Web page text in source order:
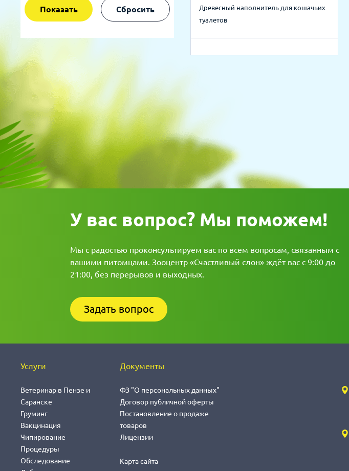
Показать Сбросить
Древесный наполнитель для кошачьих
туалетов
У вас вопрос? Мы поможем!
Мы с радостью проконсультируем вас по всем вопросам, связанным с
вашими питомцами. Зооцентр «Счастливый слон» ждёт вас с 9:00 до
21:00, без перерывов и выходных.
Задать вопрос
Услуги
Ветеринар в Пензе и
Саранске
Груминг
Вакцинация
Чипирование
Процедуры
Обследование
Документы
ФЗ "О персональных данных"
Договор публичной оферты
Постановление о продаже
товаров
Лицензии
Карта сайта